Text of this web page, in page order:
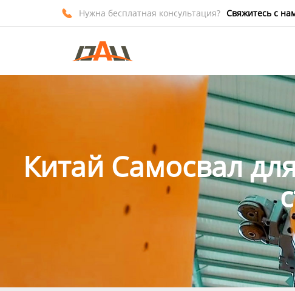
 Нужна бесплатная консультация? Свяжитесь с
О нас
Китай Самосвал